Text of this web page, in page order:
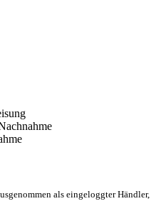
als eingeloggter Händler,